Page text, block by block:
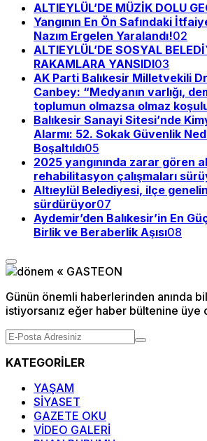
ALTIEYLÜL’DE MÜZİK DOLU
Yangının En Ön Safındaki
Nazım Ergelen Yaralandı!02
ALTIEYLÜL’DE SOSYAL
RAKAMLARA YANSIDI03
AK Parti Balıkesir Milletvekili
Canbey: “Medyanın varlığı,
toplumun olmazsa olmaz
Balıkesir Sanayi Sitesi’nde
Alarmı: 52. Sokak Güvenlik
Boşaltıldı05
2025 yangınında zarar gören
rehabilitasyon çalışmaları
Altıeylül Belediyesi, ilçe
sürdürüyor07
Aydemir’den Balıkesir’in En
Birlik ve Beraberlik Aşısı08
Günün önemli haberlerinden anında
istiyorsanız eğer haber bültenine üye
KATEGORİLER
YAŞAM
SİYASET
GAZETE OKU
VİDEO GALERİ